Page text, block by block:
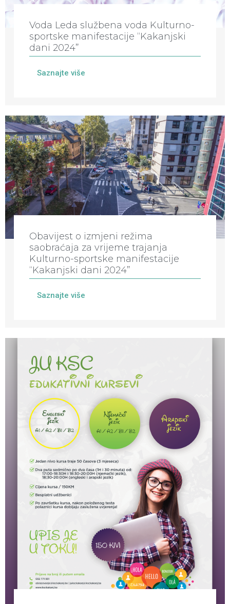
Voda Leda službena voda Kulturno-
sportske manifestacije “Kakanjski
dani 2024”
Saznajte više
Obavijest o izmjeni režima
saobraćaja za vrijeme trajanja
Kulturno-sportske manifestacije
“Kakanjski dani 2024”
Saznajte više